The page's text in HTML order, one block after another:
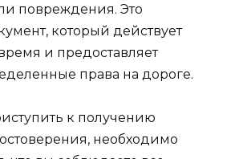
повреждения. Это
который действует
и предоставляет
права на дороге.
к получению
необходимо